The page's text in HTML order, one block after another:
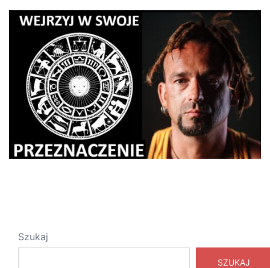
Szukaj
SZUKAJ